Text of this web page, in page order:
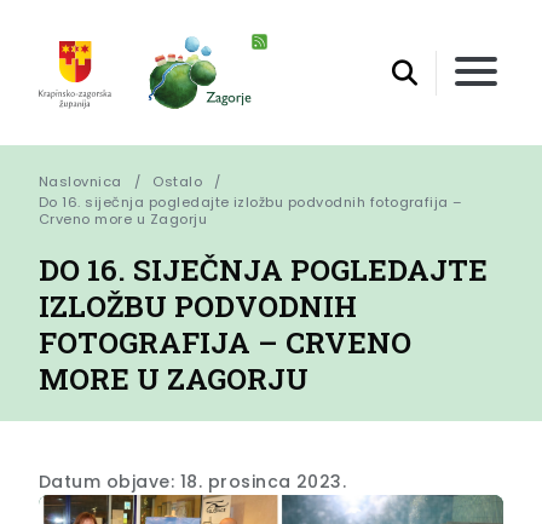
Naslovnica
Ostalo
Do 16. siječnja pogledajte izložbu podvodnih fotografija –
Crveno more u Zagorju
DO 16. SIJEČNJA POGLEDAJTE
IZLOŽBU PODVODNIH
FOTOGRAFIJA – CRVENO
MORE U ZAGORJU
Datum objave: 18. prosinca 2023.